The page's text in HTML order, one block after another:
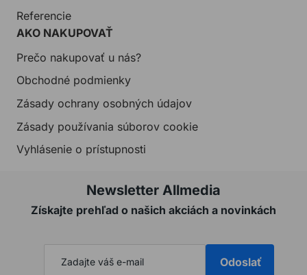
Referencie
AKO NAKUPOVAŤ
Prečo nakupovať u nás?
Obchodné podmienky
Zásady ochrany osobných údajov
Zásady používania súborov cookie
Vyhlásenie o prístupnosti
Newsletter Allmedia
Získajte prehľad o našich akciách a novinkách
Odoslať